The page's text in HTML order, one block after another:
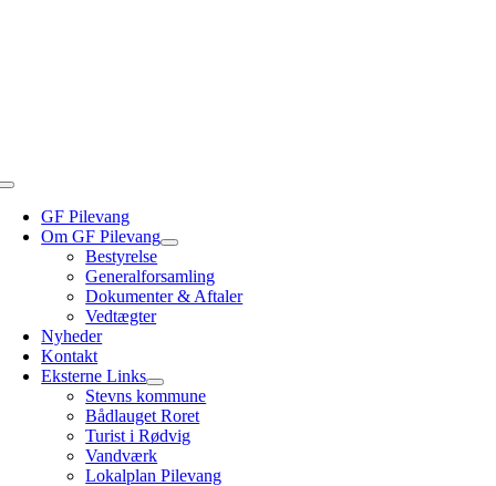
Toggle
NavigationGF Pilevang
Om GF Pilevang
Bestyrelse
Generalforsamling
Dokumenter & Aftaler
Vedtægter
Nyheder
Kontakt
Eksterne Links
Stevns kommune
Bådlauget Roret
Turist i Rødvig
Vandværk
Lokalplan Pilevang